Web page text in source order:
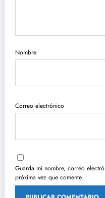
Nombre
Correo electrónico
Guarda mi nombre, correo
próxima vez que comente.